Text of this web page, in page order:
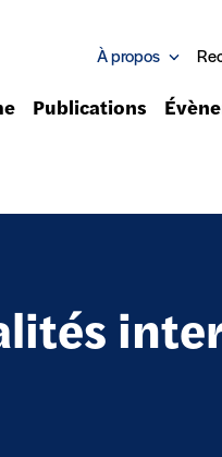
À propos
Publications